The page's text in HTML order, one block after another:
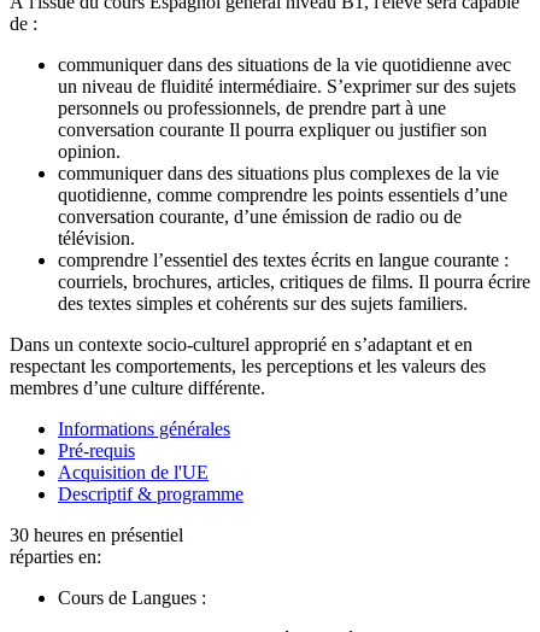
de :
communiquer dans des situations de la vie quotidienne avec
un niveau de fluidité intermédiaire. S’exprimer sur des sujets
personnels ou professionnels, de prendre part à une
conversation courante Il pourra expliquer ou justifier son
opinion.
communiquer dans des situations plus complexes de la vie
quotidienne, comme comprendre les points essentiels d’une
conversation courante, d’une émission de radio ou de
télévision.
comprendre l’essentiel des textes écrits en langue courante :
courriels, brochures, articles, critiques de films. Il pourra écrire
des textes simples et cohérents sur des sujets familiers.
Dans un contexte socio-culturel approprié en s’adaptant et en
respectant les comportements, les perceptions et les valeurs des
membres d’une culture différente.
Informations générales
Pré-requis
Acquisition de l'UE
Descriptif & programme
30 heures en présentiel
réparties en:
Cours de Langues :